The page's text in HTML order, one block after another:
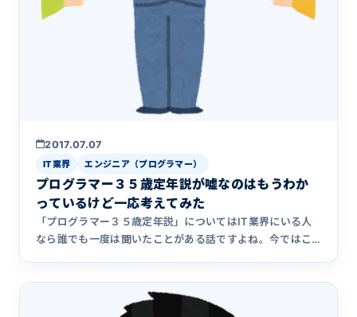
2017.07.07
IT業界 エンジニア（プログラマー）
プログラマー３５歳定年説が嘘なのはもうわか
っているけど一応考えてみた
「プログラマー３５歳定年説」についてはIT業界にいる人
なら誰でも一度は聞いたことがある話ですよね。今ではこ